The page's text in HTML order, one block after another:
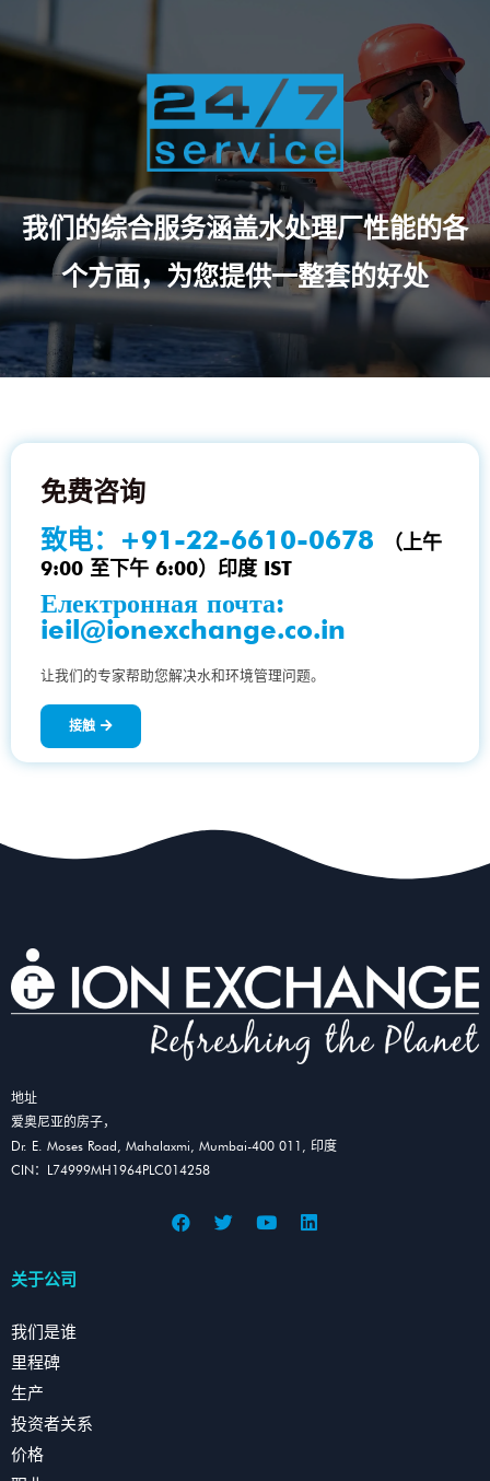
我们的综合服务涵盖水处理厂性能的各
个方面，为您提供一整套的好处
免费咨询
致电：
+91-22-6610-0678
（上午
9:00 至下午 6:00）印度 IST
Електронная почта:
ieil@ionexchange.co.in
让我们的专家帮助您解决水和环境管理问题。
接触
地址
爱奥尼亚的房子，
Dr. E. Moses Road, Mahalaxmi, Mumbai-400 011, 印度
CIN：L74999MH1964PLC014258
关于公司
我们是谁
里程碑
生产
投资者关系
价格